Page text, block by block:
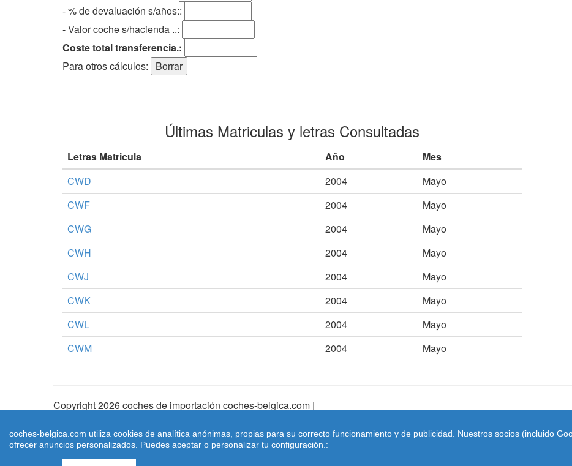
- % de devaluación s/años::
- Valor coche s/hacienda ..:
Coste total transferencia.:
Para otros cálculos:
Últimas Matriculas y letras Consultadas
Letras Matricula Año
Mes
CWD
2004
Mayo
CWF
2004
Mayo
CWG
2004
Mayo
CWH
2004
Mayo
CWJ
2004
Mayo
CWK
2004
Mayo
CWL
2004
Mayo
CWM
2004 Mayo
Copyright 2026 coches de importación coches-belgica.com |
Coches-belgica.com
coches-belgica.com utiliza cookies de analítica anónimas, propias para su correcto funcionamiento y de publicidad. Nuestros socios (incluido
ofrecer anuncios personalizados. Puedes aceptar o personalizar tu configuración.: